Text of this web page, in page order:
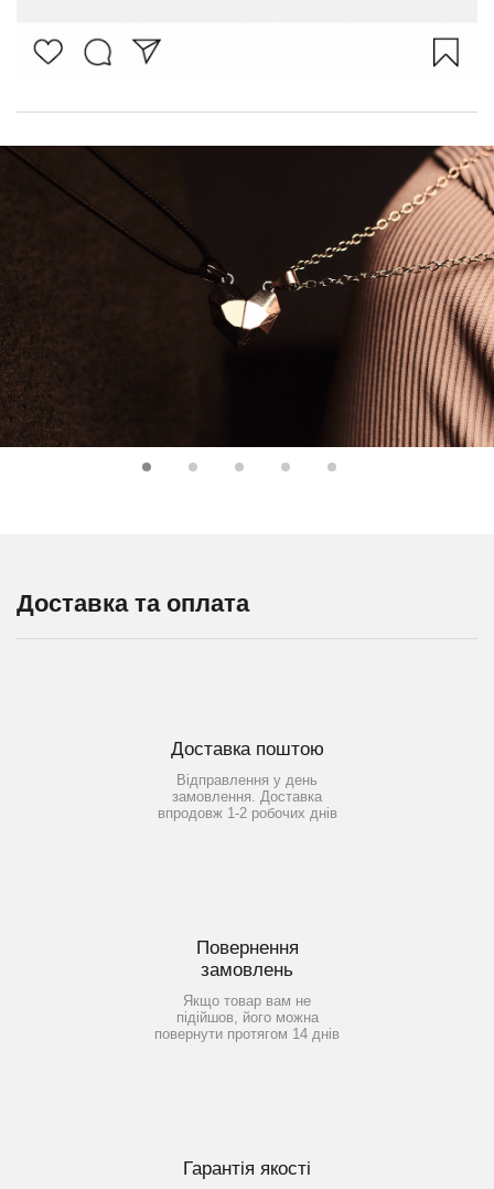
Доставка та оплата
Доставка поштою
Відправлення у день
замовлення. Доставка
впродовж 1-2 робочих днів
Повернення
замовлень
Якщо товар вам не
підійшов, його можна
повернути протягом 14 днів
Гарантія якості